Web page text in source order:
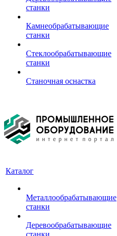
станки
Камнеобрабатывающие
станки
Стеклообрабатывающие
станки
Станочная оснастка
Каталог
Металлообрабатывающие
станки
Деревообрабатывающие
станки